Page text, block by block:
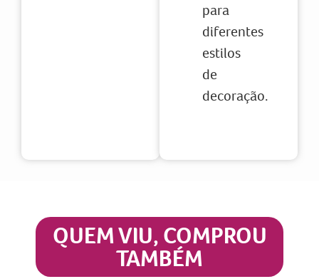
para
diferentes
estilos
de
decoração.
QUEM VIU, COMPROU
TAMBÉM